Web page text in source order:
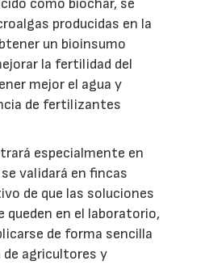
como biochar, se
producidas en la
un bioinsumo
la fertilidad del
mejor el agua y
de fertilizantes
especialmente en
validará en fincas
de que las soluciones
queden en el laboratorio,
de forma sencilla
de agricultores y